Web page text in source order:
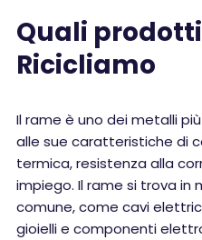
Quali
Ricicliamo
Il rame è uno dei metalli
alle sue caratteristiche di
termica, resistenza alla
impiego. Il rame si trova in
comune, come cavi
gioielli e componenti